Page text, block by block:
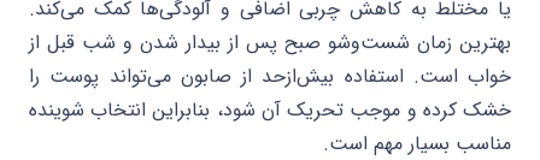
یا مختلط به کاهش چربی اضافی و آلودگی‌ها کمک می‌کند.
بهترین زمان شست‌وشو صبح پس از بیدار شدن و شب قبل از
خواب است. استفاده بیش‌ازحد از صابون می‌تواند پوست را
خشک کرده و موجب تحریک آن شود، بنابراین انتخاب شوینده
مناسب بسیار مهم است.